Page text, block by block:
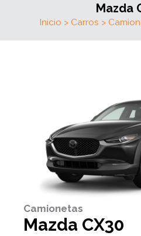
Mazda
Inicio > Carros >
Camionetas
Mazda CX30